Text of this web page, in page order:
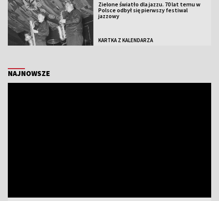
Zielone światło dla jazzu. 70 lat temu w
Polsce odbył się pierwszy festiwal
jazzowy
KARTKA Z KALENDARZA
NAJNOWSZE